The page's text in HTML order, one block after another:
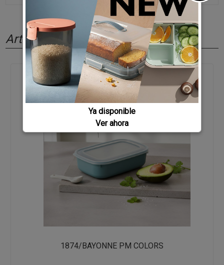
Artículos relacionados
1874/BAYONNE PM COLORS
Ya disponible
Ver ahora